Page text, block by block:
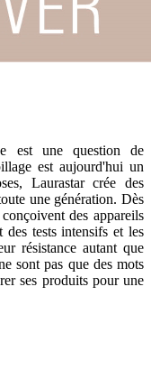
est une question de
est aujourd'hui un
Laurastar crée des
une génération. Dès
des appareils
des tests intensifs et les
résistance autant que
sont pas que des mots
ses produits pour une